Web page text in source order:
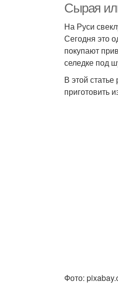
Сырая
На Руси
Сегодня это
покупают
селедке под
В этой
приготовить
Фото: